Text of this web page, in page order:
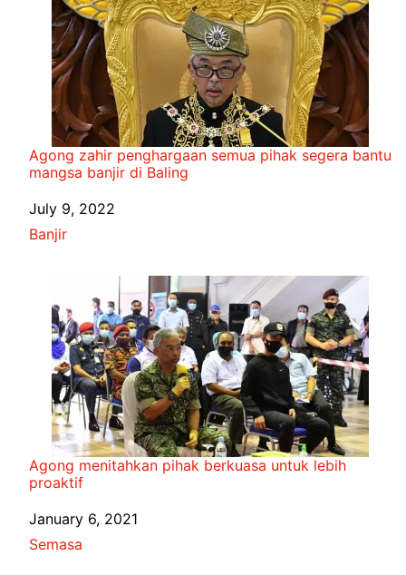
Agong zahir penghargaan semua pihak segera bantu
mangsa banjir di Baling
Date
July 9, 2022
In relation to
Banjir
Agong menitahkan pihak berkuasa untuk lebih
proaktif
Date
January 6, 2021
In relation to
Semasa